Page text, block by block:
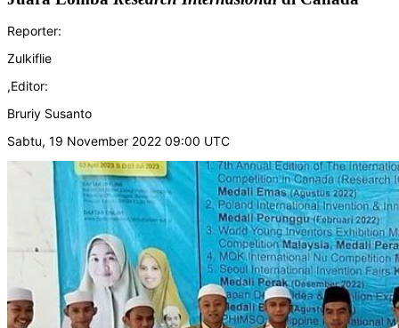
Reporter:
Zulkiflie
,Editor:
Bruriy Susanto
Sabtu, 19 November 2022 09:00 UTC